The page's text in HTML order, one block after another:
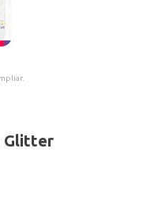
Glitter